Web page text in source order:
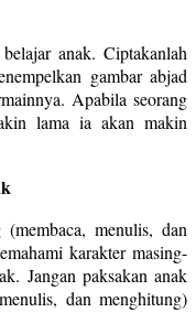
anak. Ciptakanlah
gambar abjad
Apabila seorang
lama ia akan makin
menulis, dan
karakter masing-
Jangan paksakan anak
dan menghitung)